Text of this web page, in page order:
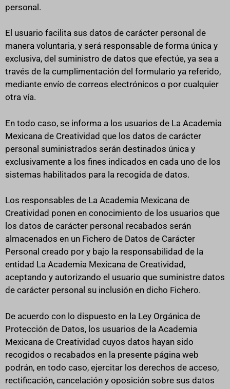
personal.
El usuario facilita sus datos de carácter personal de
manera voluntaria, y será responsable de forma única y
exclusiva, del suministro de datos que efectúe, ya sea a
través de la cumplimentación del formulario ya referido,
mediante envío de correos electrónicos o por cualquier
otra vía.
En todo caso, se informa a los usuarios de La Academia
Mexicana de Creatividad que los datos de carácter
personal suministrados serán destinados única y
exclusivamente a los fines indicados en cada uno de los
sistemas habilitados para la recogida de datos.
Los responsables de La Academia Mexicana de
Creatividad ponen en conocimiento de los usuarios que
los datos de carácter personal recabados serán
almacenados en un Fichero de Datos de Carácter
Personal creado por y bajo la responsabilidad de la
entidad La Academia Mexicana de Creatividad,
aceptando y autorizando el usuario que suministre datos
de carácter personal su inclusión en dicho Fichero.
De acuerdo con lo dispuesto en la Ley Orgánica de
Protección de Datos, los usuarios de la Academia
Mexicana de Creatividad cuyos datos hayan sido
recogidos o recabados en la presente página web
podrán, en todo caso, ejercitar los derechos de acceso,
rectificación, cancelación y oposición sobre sus datos